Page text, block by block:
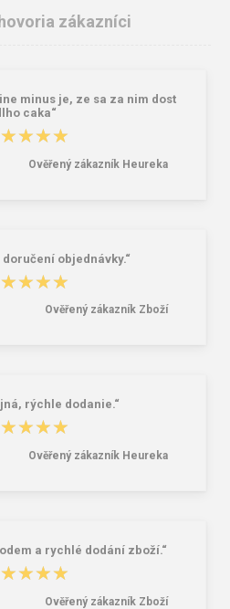
Demar Detské gumáky zateplené
zákazníci
minus je, ze sa za nim dost
caka“
Ověřený zákazník Heureka
objednávky.“
Ověřený zákazník Zboží
rýchle dodanie.“
Ověřený zákazník Heureka
a rychlé dodání zboží.“
Ověřený zákazník Zboží